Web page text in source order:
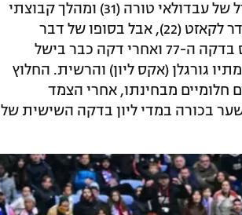
דידייה דיגאר שביצעה מהפך עוד במחצית הראשונה. פנדל של עבדולאי טורה (31) ומהלך קבוצתי
בסיומו כבש ז'וזואה קאזימיר (45+1) מחקו פנדל של אלכסנדר לקאזט (22), אבל בסופו של דבר
המחליפים של ליון עשו את ההבדל. ז'ורז' מיקוטאדזה נכנס בדקה ה-77 ואחרי דקה כבר בישל
גורגלן (אקס ליון) והרשית. החלוץ
עם טיל בדקה ה-82 וחתם ימים חלומיים מבחינתו, אחרי הצמד
בכורה במדי ליון בדקה השישית של